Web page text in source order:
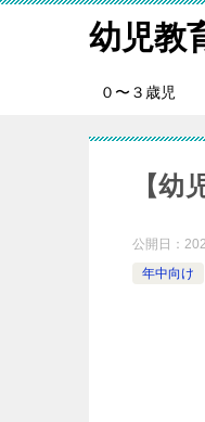
幼児教
０〜３歳児
【
公開日：
年中向け